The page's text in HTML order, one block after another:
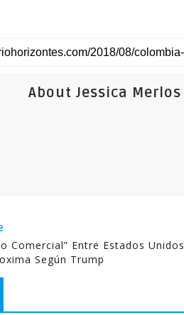
About Jessica Merlos
Comercial” Entre Estados Unidos
Según Trump